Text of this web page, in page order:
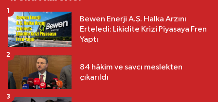
Bewen Enerji A.Ş. Halka Arzını
Erteledi: Likidite Krizi Piyasaya Fren
Yaptı
1
84 hâkim ve savcı meslekten
çıkarıldı
2
3